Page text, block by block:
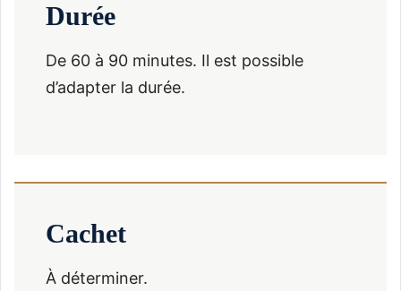
Durée
De 60 à 90 minutes. Il est possible
d’adapter la durée.
Cachet
À déterminer.